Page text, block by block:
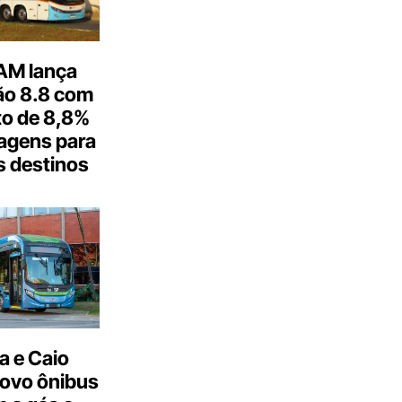
lança
8.8 com
de 8,8%
para
destinos
e Caio
ônibus